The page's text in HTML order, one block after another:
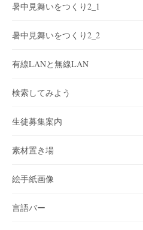
暑中見舞いをつくり2_1
暑中見舞いをつくり2_2
有線LANと無線LAN
検索してみよう
生徒募集案内
素材置き場
絵手紙画像
言語バー